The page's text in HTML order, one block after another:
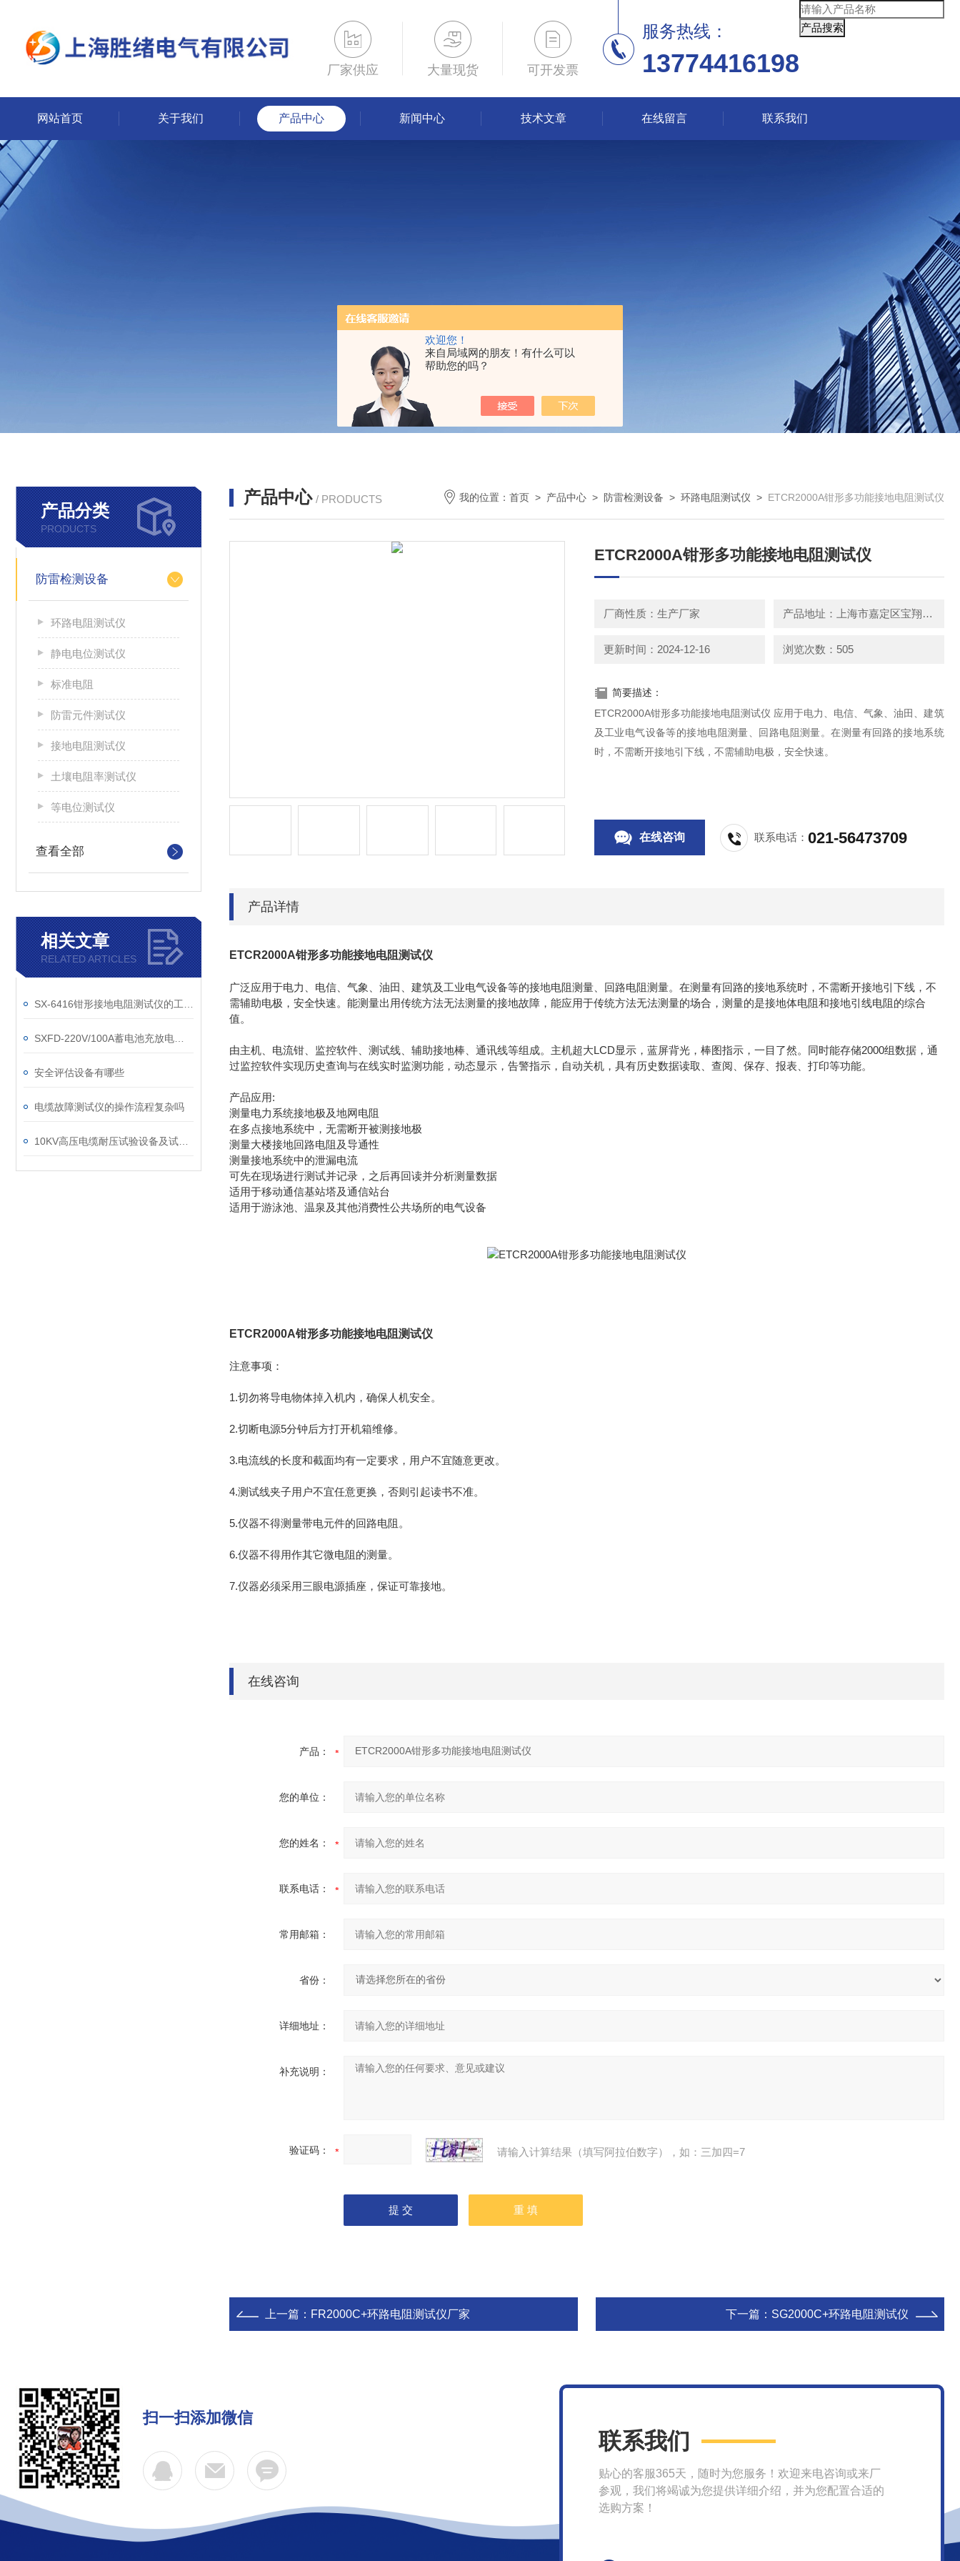
欢迎您！
来自局域网的朋友！有什么可以
帮助您的吗？
厂家供应 大量现货 可开发票
服务热线：
13774416198
网站首页 关于我们 产品中心 新闻中心 技术文章 在线留言 联系我们
产品分类
PRODUCTS
防雷检测设备
环路电阻测试仪
静电电位测试仪
标准电阻
防雷元件测试仪
接地电阻测试仪
土壤电阻率测试仪
等电位测试仪
查看全部
相关文章
RELATED ARTICLES
安全评估设备有哪些
电缆故障测试仪的操作流程复杂吗
产品中心 / PRODUCTS 我的位置： 首页 > 产品中心 > 防雷检测设备 > 环路电阻测试仪 > ETCR2000A钳形多功能接地电阻测试仪
ETCR2000A钳形多功能接地电阻测试仪
厂商性质：生产厂家 产品地址：上海市嘉定区宝翔路158号
更新时间：2024-12-16 浏览次数：505
简要描述：
ETCR2000A钳形多功能接地电阻测试仪 应用于电力、电信、气象、油田、建筑
及工业电气设备等的接地电阻测量、回路电阻测量。在测量有回路的接地系统
时，不需断开接地引下线，不需辅助电极，安全快速。
在线咨询 联系电话：021-56473709
产品详情
ETCR2000A钳形多功能接地电阻测试仪
广泛应用于电力、电信、气象、油田、建筑及工业电气设备等的接地电阻测量、回路电阻测量。在测量有回路的接地系统时，不需断开接地引下线，不
需辅助电极，安全快速。能测量出用传统方法无法测量的接地故障，能应用于传统方法无法测量的场合，测量的是接地体电阻和接地引线电阻的综合
值。
由主机、电流钳、监控软件、测试线、辅助接地棒、通讯线等组成。主机超大LCD显示，蓝屏背光，棒图指示，一目了然。同时能存储2000组数据，通
过监控软件实现历史查询与在线实时监测功能，动态显示，告警指示，自动关机，具有历史数据读取、查阅、保存、报表、打印等功能。
产品应用:
测量电力系统接地极及地网电阻
在多点接地系统中，无需断开被测接地极
测量大楼接地回路电阻及导通性
测量接地系统中的泄漏电流
可先在现场进行测试并记录，之后再回读并分析测量数据
适用于移动通信基站塔及通信站台
适用于游泳池、温泉及其他消费性公共场所的电气设备
ETCR2000A钳形多功能接地电阻测试仪
注意事项：
1.切勿将导电物体掉入机内，确保人机安全。
2.切断电源5分钟后方打开机箱维修。
3.电流线的长度和截面均有一定要求，用户不宜随意更改。
4.测试线夹子用户不宜任意更换，否则引起读书不准。
5.仪器不得测量带电元件的回路电阻。
6.仪器不得用作其它微电阻的测量。
7.仪器必须采用三眼电源插座，保证可靠接地。
在线咨询
产品：
您的单位：
您的姓名：
联系电话：
常用邮箱：
省份：
详细地址：
补充说明：
验证码： 请输入计算结果（填写阿拉伯数字），如：三加四=7
上一篇： FR2000C+环路电阻测试仪厂家 下一篇： SG2000C+环路电阻测试仪
扫一扫添加微信
联系我们
贴心的客服365天，随时为您服务！欢迎来电咨询或来厂
参观，我们将竭诚为您提供详细介绍，并为您配置合适的
选购方案！